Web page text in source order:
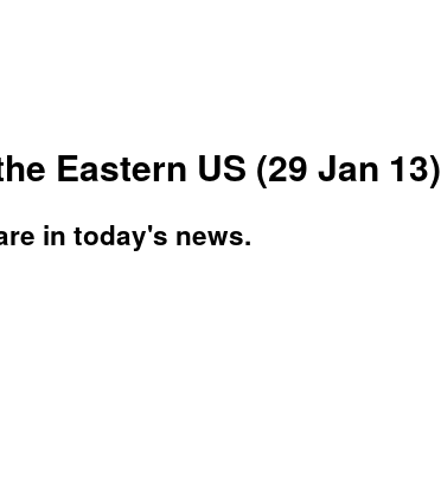
Eastern US (29 Jan 13)
in today's news.